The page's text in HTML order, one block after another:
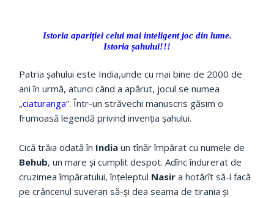
Istoria apariției celui mai inteligent joc din lume.
Istoria șahului!!!
Patria șahului este India,unde cu mai bine de 2000 de
ani în urmă, atunci când a apărut, jocul se numea
„ciaturanga”. Într-un străvechi manuscris găsim o
frumoasă legendă privind invenția șahului.
Cică trăia odată în India un tînăr împărat cu numele de
Behub, un mare și cumplit despot. Adînc îndurerat de
cruzimea împăratului, înțeleptul Nasir a hotărît să-l facă
pe crâncenul suveran să-și dea seama de tirania și